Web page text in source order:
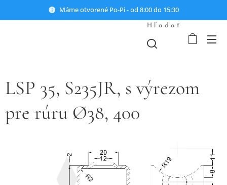
Máme otvorené Po-Pi - od 8:00 do 15:30
Hľadať
LSP 35, S235JR, s výrezom
pre rúru Ø38, 400